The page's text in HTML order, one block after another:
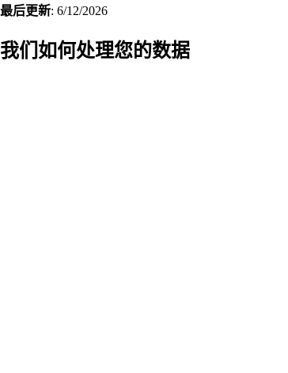
最后更新: 6/12/2026
我们如何处理您的数据